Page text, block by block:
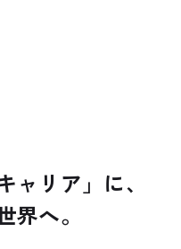
ャリア」に、
界へ。